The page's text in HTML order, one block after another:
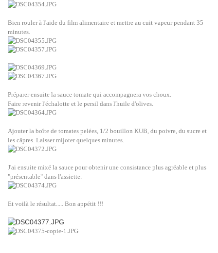
Bien rouler à l'aide du film alimentaire et mettre au cuit vapeur pendant 35
minutes.
Préparer ensuite la sauce tomate qui accompagnera vos choux.
Faire revenir l'échalotte et le persil dans l'huile d'olives.
Ajouter la boîte de tomates pelées, 1/2 bouillon KUB, du poivre, du sucre et
les câpres. Laisser mijoter quelques minutes.
J'ai ensuite mixé la sauce pour obtenir une consistance plus agréable et plus
"présentable" dans l'assiette.
Et voilà le résultat..... Bon appétit !!!